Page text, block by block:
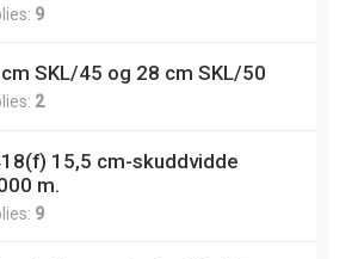
9
SKL/45 og 28 cm SKL/50
2
15,5 cm-skuddvidde
m.
9